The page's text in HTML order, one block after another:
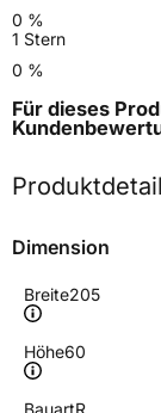
0 %
1 Stern
0 %
Für dieses
Dimension
Breite205
Höhe60